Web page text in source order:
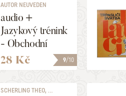
9/10
AUTOR NEUVEDEN
audio +
Jazykový trénink
- Obchodní
angličtina -
Prezentace
28 Kč
SCHERLING THEO, ...